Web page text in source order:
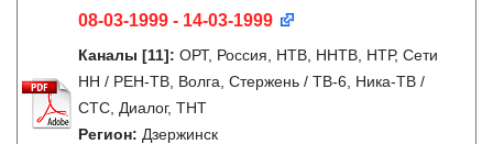
08-03-1999 - 14-03-1999
Каналы [11]: ОРТ, Россия, НТВ, ННТВ, НТР, Сети
НН / РЕН-ТВ, Волга, Стержень / ТВ-6, Ника-ТВ /
СТС, Диалог, ТНТ
Регион: Дзержинск